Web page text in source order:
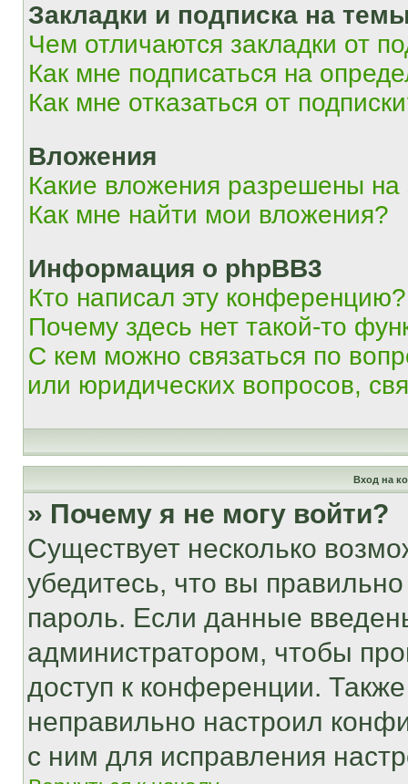
Закладки и подписка на
Чем отличаются закладки от
Как мне подписаться на
Как мне отказаться от
Вложения
Какие вложения разрешены
Как мне найти мои вложения?
Информация о phpBB3
Кто написал эту конференцию?
Почему здесь нет такой-то
С кем можно связаться по
или юридических вопросов,
Вход на
» Почему я не могу войти?
Существует несколько
убедитесь, что вы
пароль. Если данные
администратором, чтобы
доступ к конференции.
неправильно настроил
с ним для исправления